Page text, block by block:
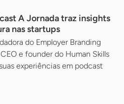
A Jornada traz insights
nas startups
do Employer Branding
e founder do Human Skills
experiências em podcast